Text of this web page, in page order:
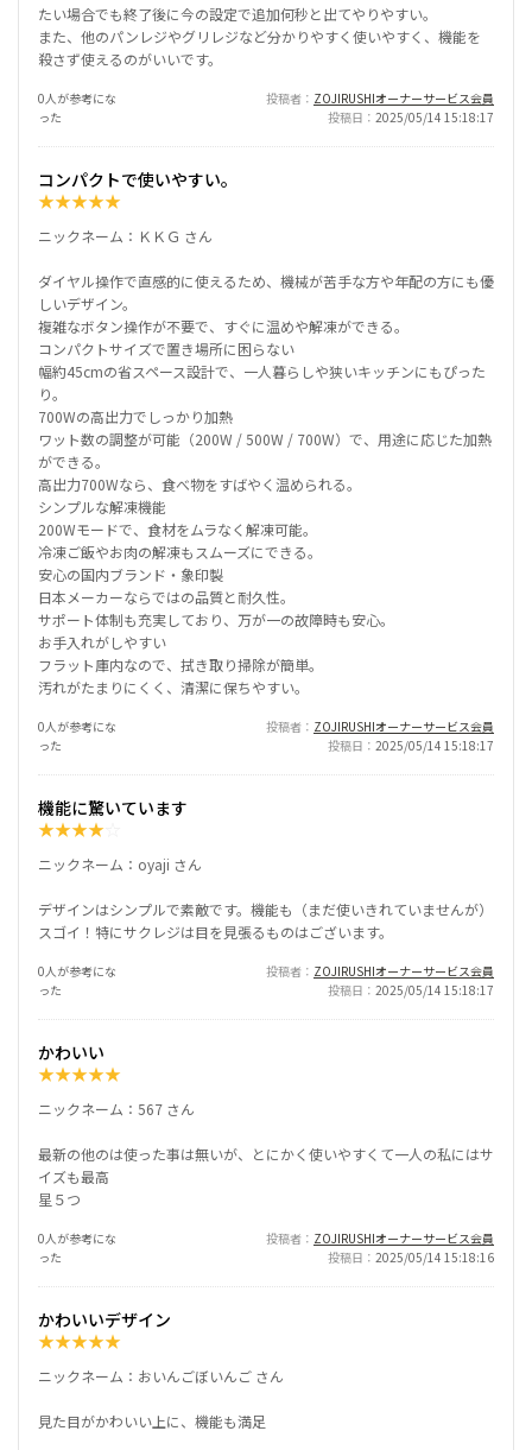
たい場合でも終了後に今の設定で追加何秒と出てやりやすい。
また、他のパンレジやグリレジなど分かりやすく使いやすく、機能を
殺さず使えるのがいいです。
0人が参考にな
った
投稿者
ZOJIRUSHIオーナーサービス会員
投稿日
2025/05/14 15:18:17
コンパクトで使いやすい。
★★★★★
ニックネーム：ＫＫＧ さん
ダイヤル操作で直感的に使えるため、機械が苦手な方や年配の方にも優
しいデザイン。
複雑なボタン操作が不要で、すぐに温めや解凍ができる。
コンパクトサイズで置き場所に困らない
幅約45cmの省スペース設計で、一人暮らしや狭いキッチンにもぴった
り。
700Wの高出力でしっかり加熱
ワット数の調整が可能（200W / 500W / 700W）で、用途に応じた加熱
ができる。
高出力700Wなら、食べ物をすばやく温められる。
シンプルな解凍機能
200Wモードで、食材をムラなく解凍可能。
冷凍ご飯やお肉の解凍もスムーズにできる。
安心の国内ブランド・象印製
日本メーカーならではの品質と耐久性。
サポート体制も充実しており、万が一の故障時も安心。
お手入れがしやすい
フラット庫内なので、拭き取り掃除が簡単。
汚れがたまりにくく、清潔に保ちやすい。
0人が参考にな
った
投稿者
ZOJIRUSHIオーナーサービス会員
投稿日
2025/05/14 15:18:17
機能に驚いています
★★★★
ニックネーム：oyaji さん
デザインはシンプルで素敵です。機能も（まだ使いきれていませんが）
スゴイ！特にサクレジは目を見張るものはございます。
0人が参考にな
った
投稿者
ZOJIRUSHIオーナーサービス会員
投稿日
2025/05/14 15:18:17
かわいい
★★★★★
ニックネーム：567 さん
最新の他のは使った事は無いが、とにかく使いやすくて一人の私にはサ
イズも最高
星５つ
0人が参考にな
った
投稿者
ZOJIRUSHIオーナーサービス会員
投稿日
2025/05/14 15:18:16
かわいいデザイン
★★★★★
ニックネーム：おいんごぼいんご さん
見た目がかわいい上に、機能も満足